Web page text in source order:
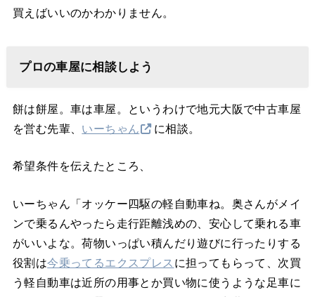
買えばいいのかわかりません。
プロの車屋に相談しよう
餅は餅屋。車は車屋。というわけで地元大阪で中古車屋
を営む先輩、 いーちゃん に相談。
希望条件を伝えたところ、
いーちゃん「オッケー四駆の軽自動車ね。奥さんがメイ
ンで乗るんやったら走行距離浅めの、安心して乗れる車
がいいよな。荷物いっぱい積んだり遊びに行ったりする
役割は今乗ってるエクスプレス に担ってもらって、次買
う軽自動車は近所の用事とか買い物に使うような足車に